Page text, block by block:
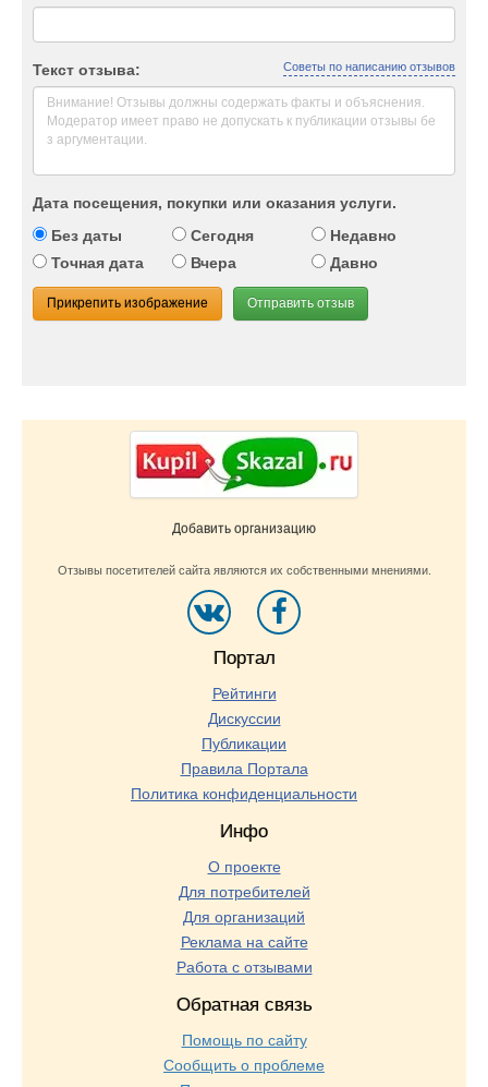
Текст отзыва: Советы по написанию отзывов
Дата посещения, покупки или оказания услуги.
Без даты
Сегодня
Недавно
Точная дата
Вчера Давно
Прикрепить изображение Отправить отзыв
Добавить организацию
Отзывы посетителей сайта являются их собственными мнениями.
Портал
Рейтинги
Дискуссии
Публикации
Правила Портала
Политика конфиденциальности
Инфо
О проекте
Для потребителей
Для организаций
Реклама на сайте
Работа с отзывами
Обратная связь
Помощь по сайту
Сообщить о проблеме